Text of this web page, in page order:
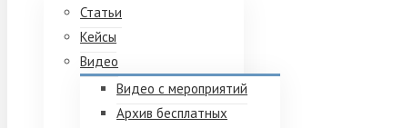
Статьи
Кейсы
Видео
Видео с мероприятий
Архив бесплатных